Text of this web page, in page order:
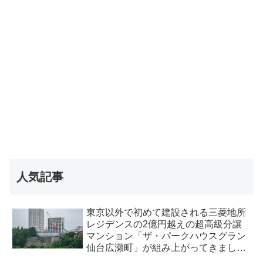
人気記事
東京以外で初めて建設される三菱地所
レジデンスの2億円越えの超高級分譲
マンション「ザ・パークハウスグラン
仙台広瀬町」が組み上がってきまし